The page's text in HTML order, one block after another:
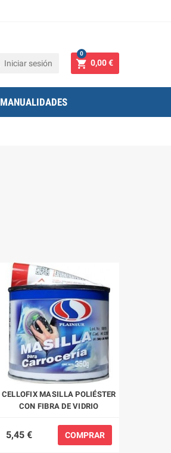
Iniciar sesión  0,00 €
0
MANUALIDADES
CELLOFIX MASILLA POLIÉSTER
CON FIBRA DE VIDRIO
5,45 € COMPRAR